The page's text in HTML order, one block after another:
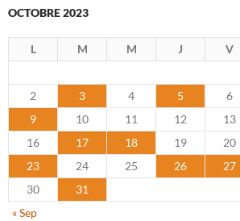
OCTOBRE 2023
L M M J V
2
3 4 5 6
9
10 11 12 13
16
17 18 19 20
23
24 25 26 27
30
31
« Sep